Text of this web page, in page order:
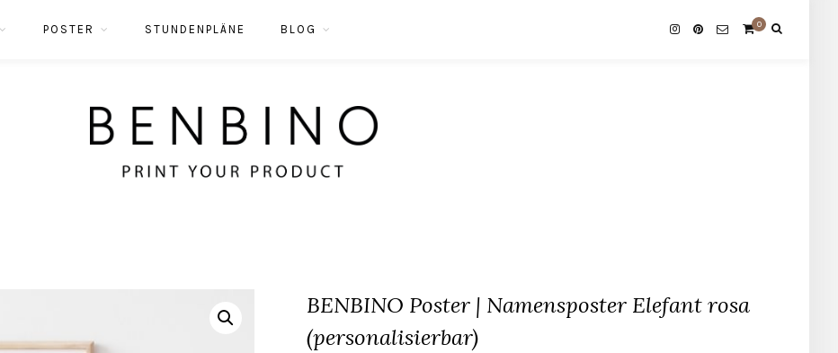
POSTER STUNDENPLÄNE BLOG 0
BENBINO Poster | Namensposter Elefant rosa
(personalisierbar)